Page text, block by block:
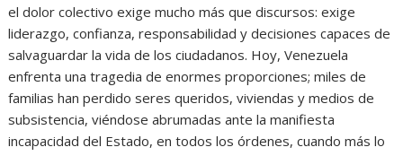
el dolor colectivo exige mucho más que discursos: exige
liderazgo, confianza, responsabilidad y decisiones capaces de
salvaguardar la vida de los ciudadanos. Hoy, Venezuela
enfrenta una tragedia de enormes proporciones; miles de
familias han perdido seres queridos, viviendas y medios de
subsistencia, viéndose abrumadas ante la manifiesta
incapacidad del Estado, en todos los órdenes, cuando más lo